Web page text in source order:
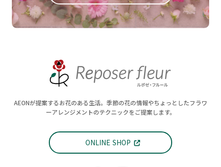
AEONが提案するお花のある生活。季節の花の情報やちょっとしたフラワ
ーアレンジメントのテクニックをご提案します。
ONLINE SHOP